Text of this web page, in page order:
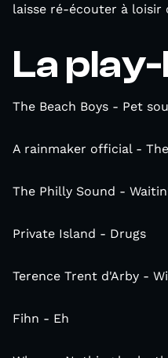
laisse ré-écouter à loisir
La
The Beach Boys - Pet
A rainmaker official -
The Philly Sound -
Private Island - Drugs
Terence Trent d'Arby -
Fihn - Eh